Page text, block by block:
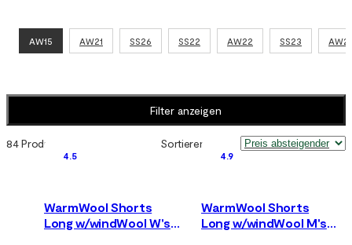
AW15 AW21 SS26 SS22 AW22 SS23
Filter anzeigen
84 Produkte Sortieren nach
4.5
WarmWool Shorts
Long w/windWool W's
4.9
WarmWool Shorts
Long w/windWool M's